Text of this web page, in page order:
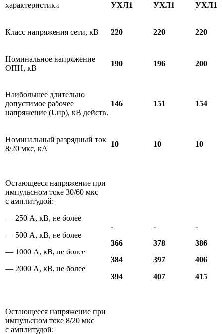
характеристики
УХЛ1
УХЛ1
УХЛ1
Класс напряжения сети, кВ 220 220 220
Номинальное напряжение
ОПН, кВ
190 196 200
Наибольшее длительно
допустимое рабочее
напряжение (Uнр), кВ действ.
146 151 154
Номинальный разрядный ток
8/20 мкс, кА
10 10 10
Остающееся напряжение при
импульсном токе 30/60 мкс
с амплитудой:
— 250 А, кВ, не более
— 500 А, кВ, не более
— 1000 А, кВ, не более
— 2000 А, кВ, не более
-
366
384
394
-
378
397
407
-
386
406
415
Остающееся напряжение при
импульсном токе 8/20 мкс
с амплитудой: